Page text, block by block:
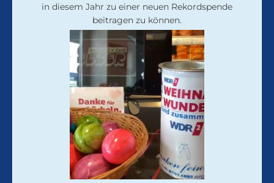
in diesem Jahr zu einer neuen Rekordspende
beitragen zu können.